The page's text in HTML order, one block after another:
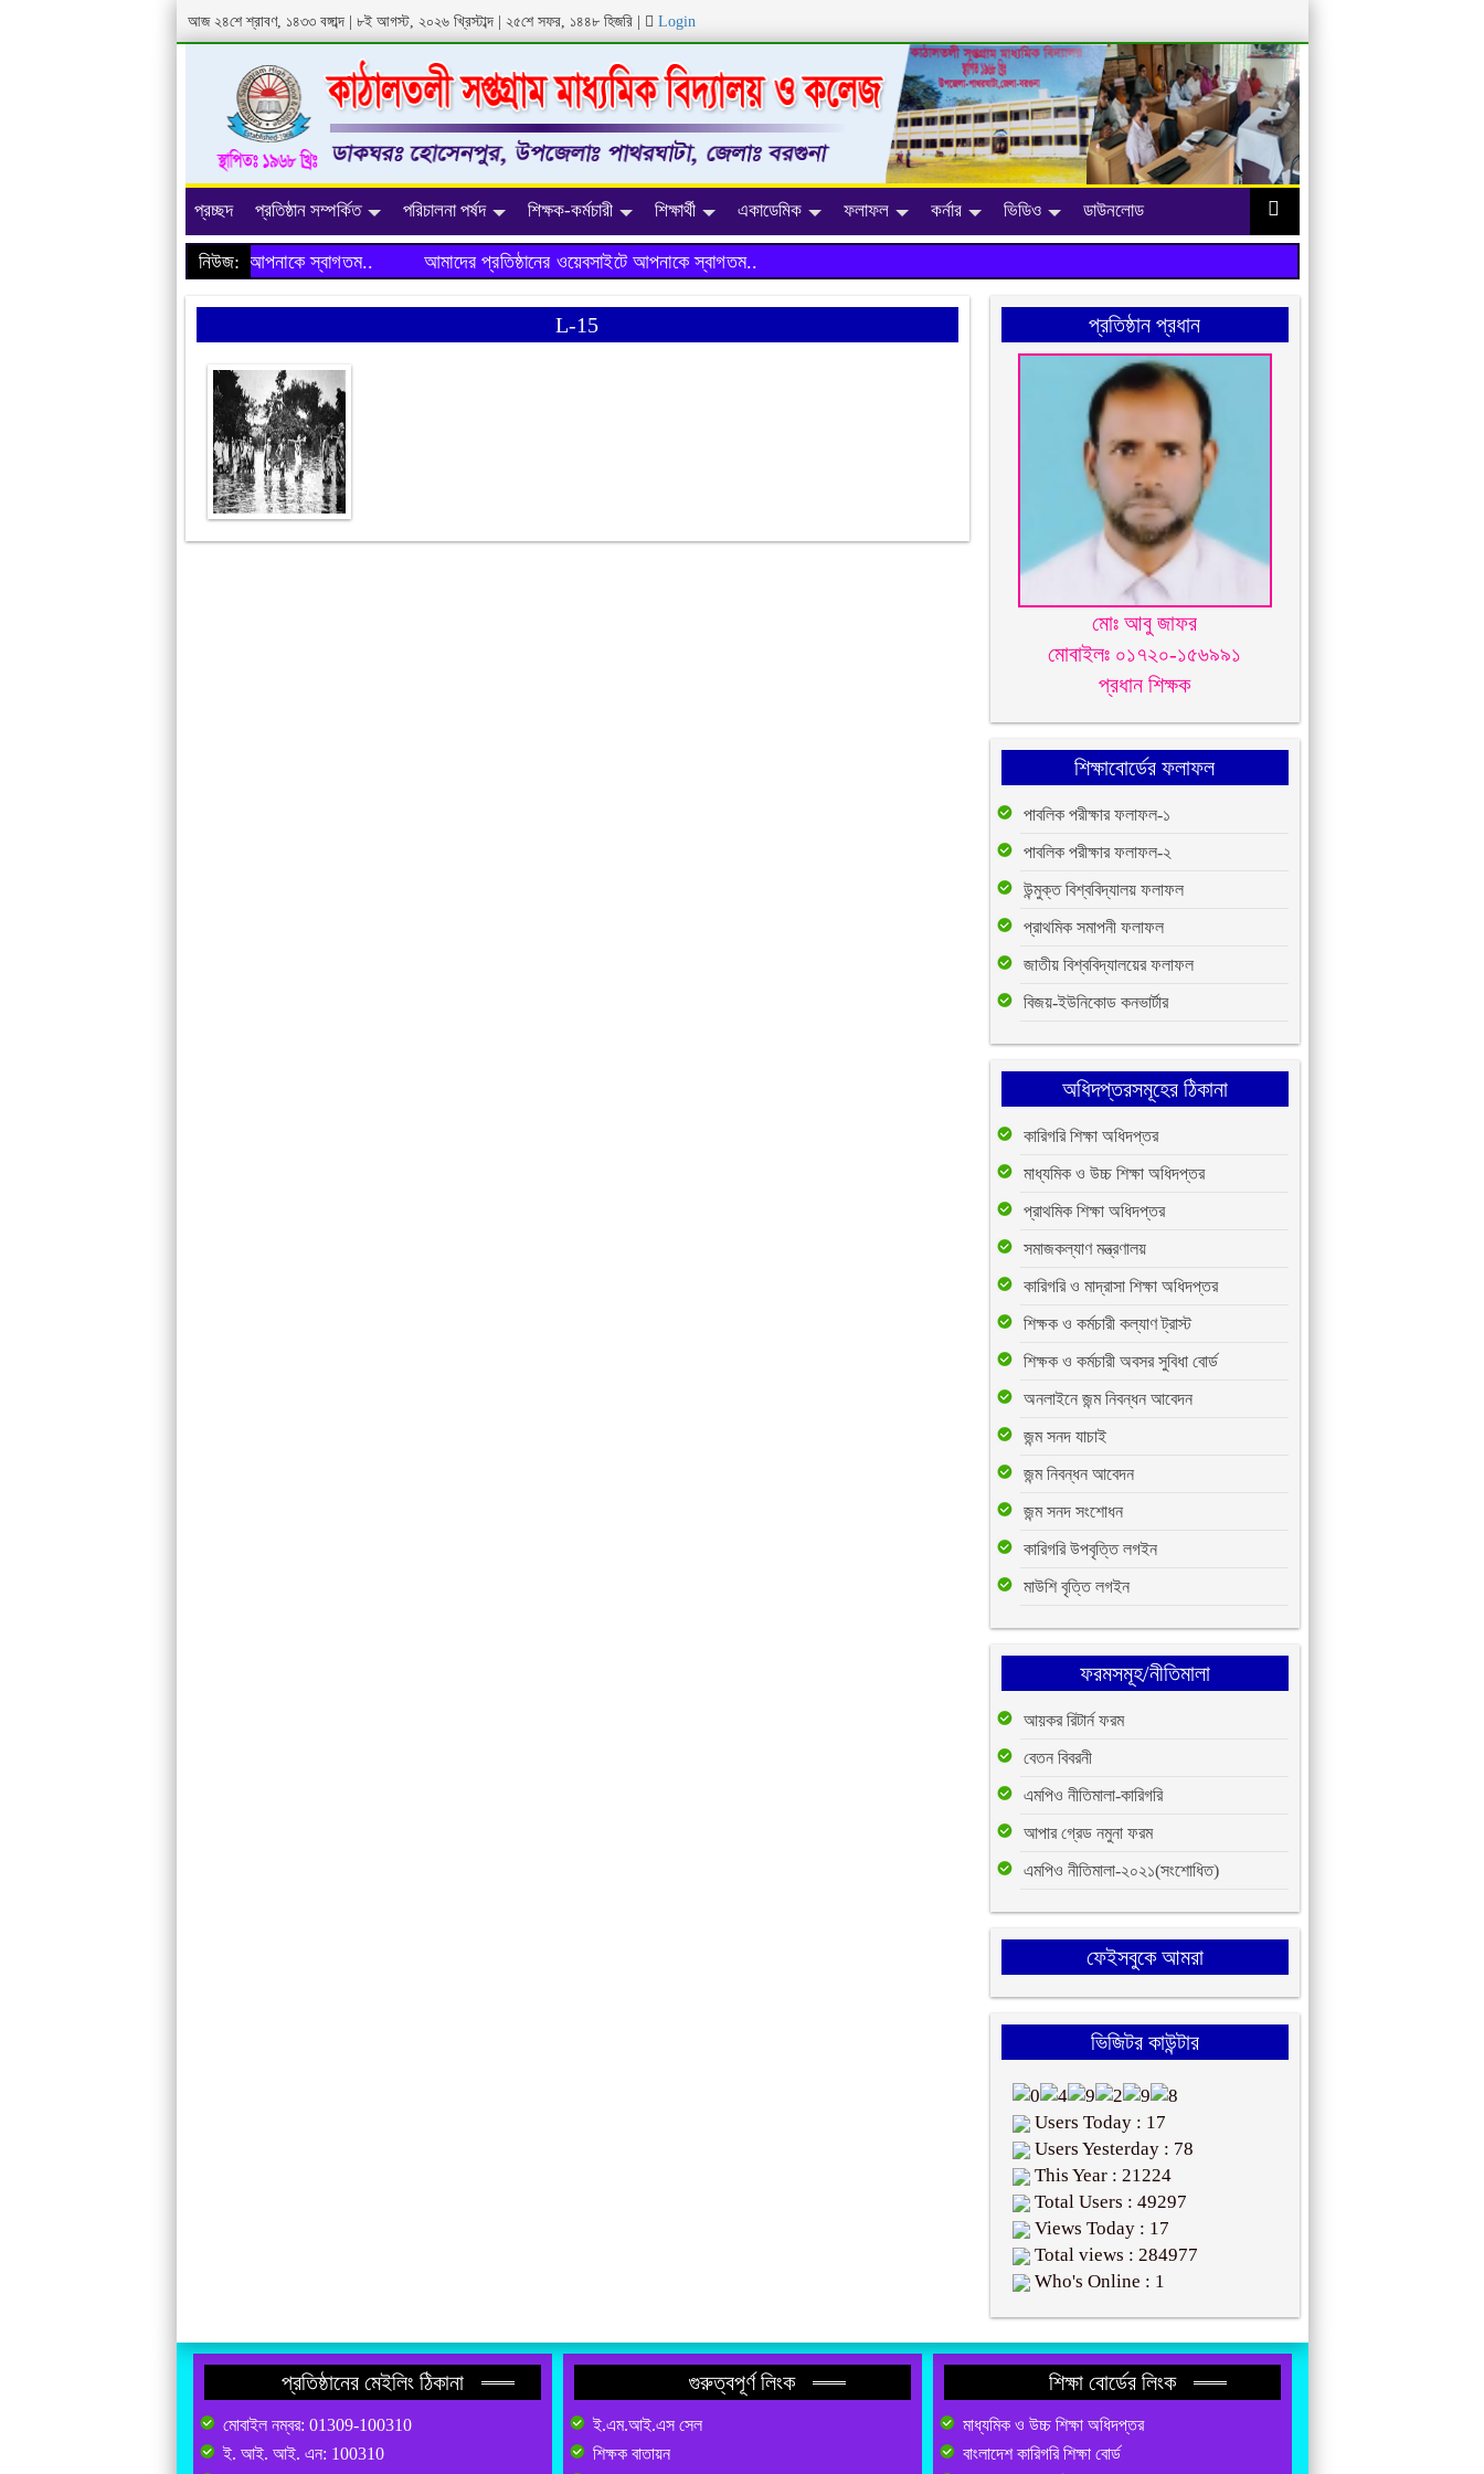
আজ ২৪শে শ্রাবণ, ১৪৩৩ বঙ্গাব্দ | ৮ই আগস্ট, ২০২৬ খ্রিস্টাব্দ | ২৫শে সফর, ১৪৪৮ হিজরি Login
প্রচ্ছদ প্রতিষ্ঠান সম্পর্কিত পরিচালনা পর্ষদ শিক্ষক-কর্মচারী শিক্ষার্থী একাডেমিক ফলাফল কর্নার ভিডিও ডাউনলোড
নিউজ: আমাদের প্রতিষ্ঠানের ওয়েবসাইটে আপনাকে স্বাগতম..
আমাদের প্রতিষ্ঠানের ওয়েবসাইটে আপনাকে স্বাগতম..
L-15 প্রতিষ্ঠান প্রধান
মোঃ আবু জাফর
মোবাইলঃ ০১৭২০-১৫৬৯৯১
প্রধান শিক্ষক
শিক্ষাবোর্ডের ফলাফল
পাবলিক পরীক্ষার ফলাফল-১
পাবলিক পরীক্ষার ফলাফল-২
উন্মুক্ত বিশ্ববিদ্যালয় ফলাফল
প্রাথমিক সমাপনী ফলাফল
জাতীয় বিশ্ববিদ্যালয়ের ফলাফল
বিজয়-ইউনিকোড কনভার্টার
অধিদপ্তরসমূহের ঠিকানা
কারিগরি শিক্ষা অধিদপ্তর
মাধ্যমিক ও উচ্চ শিক্ষা অধিদপ্তর
প্রাথমিক শিক্ষা অধিদপ্তর
সমাজকল্যাণ মন্ত্রণালয়
কারিগরি ও মাদ্রাসা শিক্ষা অধিদপ্তর
শিক্ষক ও কর্মচারী কল্যাণ ট্রাস্ট
শিক্ষক ও কর্মচারী অবসর সুবিধা বোর্ড
অনলাইনে জন্ম নিবন্ধন আবেদন
জন্ম সনদ যাচাই
জন্ম নিবন্ধন আবেদন
জন্ম সনদ সংশোধন
কারিগরি উপবৃত্তি লগইন
মাউশি বৃত্তি লগইন
ফরমসমূহ/নীতিমালা
আয়কর রিটার্ন ফরম
বেতন বিবরনী
এমপিও নীতিমালা-কারিগরি
আপার গ্রেড নমুনা ফরম
এমপিও নীতিমালা-২০২১(সংশোধিত)
ফেইসবুকে আমরা
ভিজিটর কাউন্টার
Users Today : 17
Users Yesterday : 78
This Year : 21224
Total Users : 49297
Views Today : 17
Total views : 284977
Who's Online : 1
প্রতিষ্ঠানের মেইলিং ঠিকানা
মোবাইল নম্বর: 01309-100310
ই. আই. আই. এন: 100310
গুরুত্বপূর্ণ লিংক
ই.এম.আই.এস সেল
শিক্ষক বাতায়ন
শিক্ষা বোর্ডের লিংক
মাধ্যমিক ও উচ্চ শিক্ষা অধিদপ্তর
বাংলাদেশ কারিগরি শিক্ষা বোর্ড